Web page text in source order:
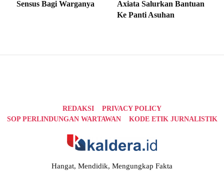
Sensus Bagi Warganya
Axiata Salurkan Bantuan
Ke Panti Asuhan
REDAKSI
PRIVACY POLICY
SOP PERLINDUNGAN WARTAWAN
KODE ETIK JURNALISTIK
Hangat, Mendidik, Mengungkap Fakta